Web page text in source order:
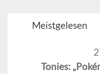
Meistgelesen
Tonies: